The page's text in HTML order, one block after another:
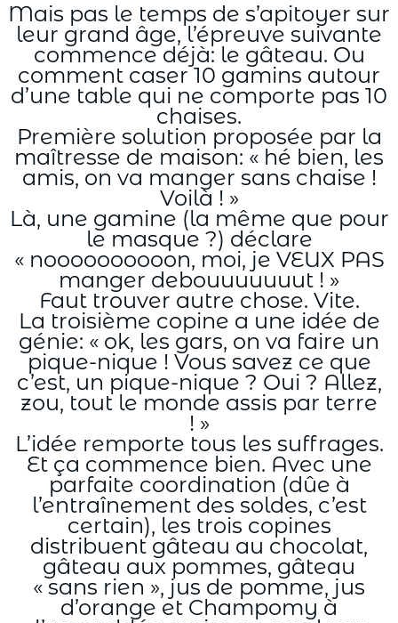
Mais pas le temps de s’apitoyer sur
leur grand âge, l’épreuve suivante
commence déjà: le gâteau. Ou
comment caser 10 gamins autour
d’une table qui ne comporte pas 10
chaises.
Première solution proposée par la
maîtresse de maison: « hé bien, les
amis, on va manger sans chaise !
Voilà ! »
Là, une gamine (la même que pour
le masque ?) déclare
« noooooooooon, moi, je VEUX PAS
manger debouuuuuuut ! »
Faut trouver autre chose. Vite.
La troisième copine a une idée de
génie: « ok, les gars, on va faire un
pique-nique ! Vous savez ce que
c’est, un pique-nique ? Oui ? Allez,
zou, tout le monde assis par terre
! »
L’idée remporte tous les suffrages.
Et ça commence bien. Avec une
parfaite coordination (dûe à
l’entraînement des soldes, c’est
certain), les trois copines
distribuent gâteau au chocolat,
gâteau aux pommes, gâteau
« sans rien », jus de pomme, jus
d’orange et Champomy à